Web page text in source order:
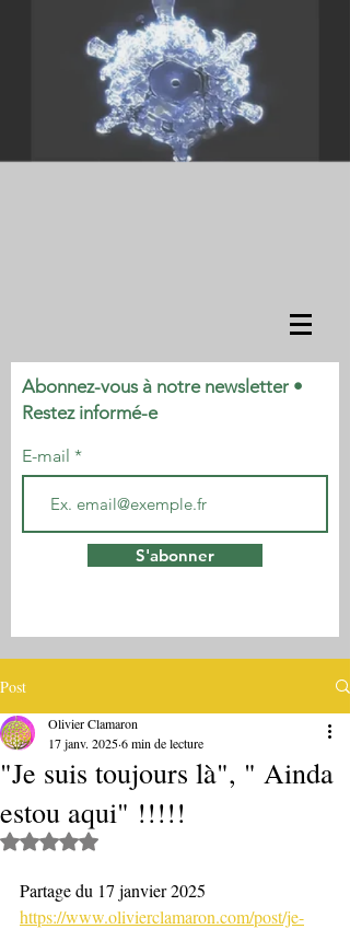
Abonnez-vous à notre newsletter •
Restez informé-e
E-mail
S'abonner
Post
"Je suis toujours là", " Ainda
estou aqui" !!!!!
Olivier Clamaron
17 janv. 20256 min de lecture
Noté NaN étoiles sur 5.
Partage du 17 janvier 2025
https://www.olivierclamaron.com/post/je-